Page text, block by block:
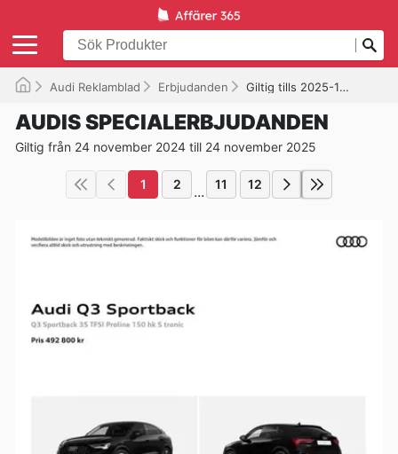
Audi Reklamblad Erbjudanden Giltig tills 2025-11-24
AUDIS SPECIALERBJUDANDEN
Giltig från 24 november 2024 till 24 november 2025
1 2 ... 11 12